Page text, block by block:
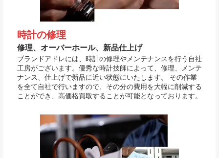
時計の修理
修理、オーバーホール、新品仕上げ
ブランドアドレには、時計の修理やメンテナンスを行う自社
工房がございます。優秀な時計技師によって、修理、メンテ
ナンス、仕上げで新品に近い状態にいたします。 その作業
を全て自社で行いますので、その分の費用を大幅に削減する
ことができ、高価格買取することが可能となっております。